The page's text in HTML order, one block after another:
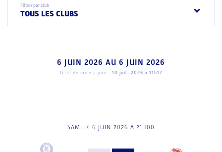
Filtrer par club
TOUS LES CLUBS
6 JUIN 2026 AU 6 JUIN 2026
Date de mise à jour : 10 juil. 2026 à 11h17
SAMEDI 6 JUIN 2026 À 21H00